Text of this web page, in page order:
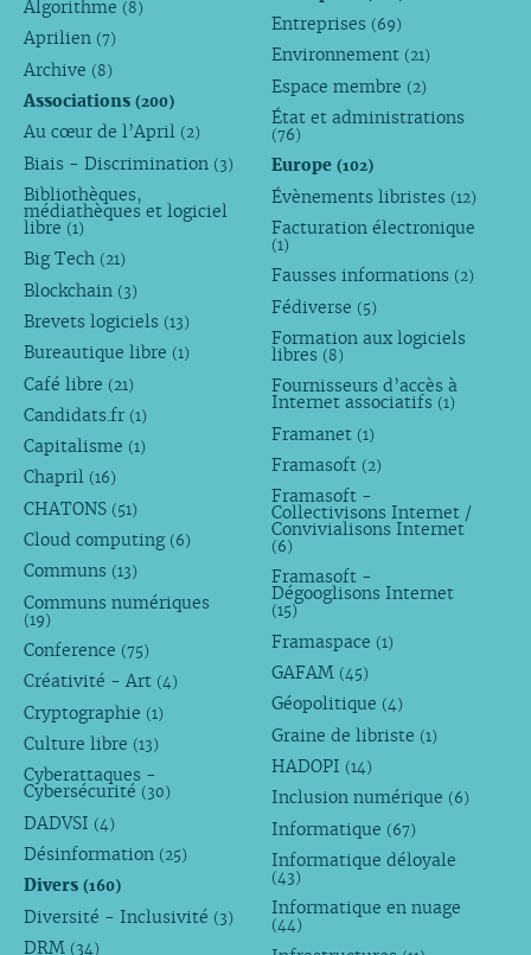
Algorithme (8)
Aprilien (7)
Archive (8)
Associations (200)
Au cœur de l’April (2)
Biais - Discrimination (3)
Bibliothèques,
médiathèques et logiciel
libre (1)
Big Tech (21)
Blockchain (3)
Brevets logiciels (13)
Bureautique libre (1)
Café libre (21)
Candidats.fr (1)
Capitalisme (1)
Chapril (16)
CHATONS (51)
Cloud computing (6)
Communs (13)
Communs numériques
(19)
Conference (75)
Créativité - Art (4)
Cryptographie (1)
Culture libre (13)
Cyberattaques -
Cybersécurité (30)
DADVSI (4)
Désinformation (25)
Divers (160)
Diversité - Inclusivité (3)
DRM (34)
Entreprises (69)
Environnement (21)
Espace membre (2)
État et administrations
(76)
Europe(102)
Évènements libristes (12)
Facturation électronique
(1)
Fausses informations (2)
Fédiverse (5)
Formation aux logiciels
libres (8)
Fournisseurs d’accès à
Internet associatifs (1)
Framanet (1)
Framasoft (2)
Framasoft -
Collectivisons Internet /
Convivialisons Internet
(6)
Framasoft -
Dégooglisons Internet
(15)
Framaspace (1)
GAFAM (45)
Géopolitique (4)
Graine de libriste (1)
HADOPI (14)
Inclusion numérique (6)
Informatique (67)
Informatique déloyale
(43)
Informatique en nuage
(44)